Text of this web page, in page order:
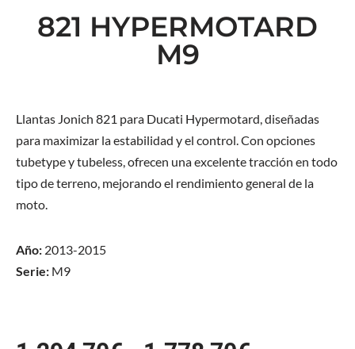
821 HYPERMOTARD
M9
Llantas Jonich 821 para Ducati Hypermotard, diseñadas
para maximizar la estabilidad y el control. Con opciones
tubetype y tubeless, ofrecen una excelente tracción en todo
tipo de terreno, mejorando el rendimiento general de la
moto.
Año: 2013-2015
Serie: M9